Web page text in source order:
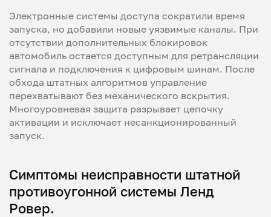
Электронные системы доступа сократили время
запуска, но добавили новые уязвимые каналы. При
отсутствии дополнительных блокировок
автомобиль остается доступным для ретрансляции
сигнала и подключения к цифровым шинам. После
обхода штатных алгоритмов управление
перехватывают без механического вскрытия.
Многоуровневая защита разрывает цепочку
активации и исключает несанкционированный
запуск.
Симптомы неисправности штатной
противоугонной системы Ленд
Ровер.